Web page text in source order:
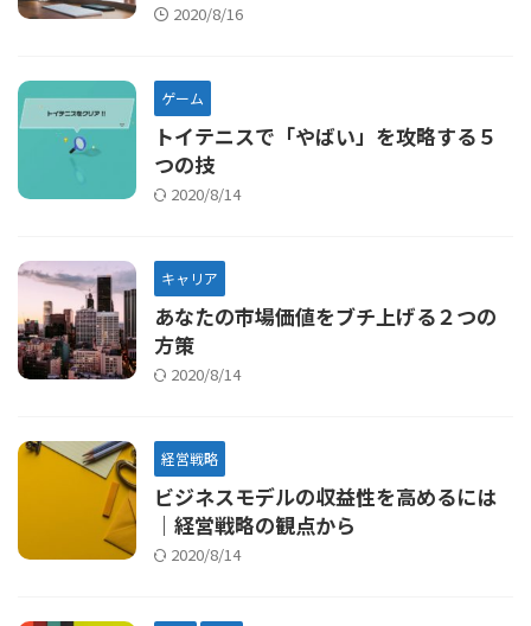
2020/8/16
ゲーム
トイテニスで「やばい」を攻略する５
つの技
2020/8/14
キャリア
あなたの市場価値をブチ上げる２つの
方策
2020/8/14
経営戦略
ビジネスモデルの収益性を高めるには
｜経営戦略の観点から
2020/8/14